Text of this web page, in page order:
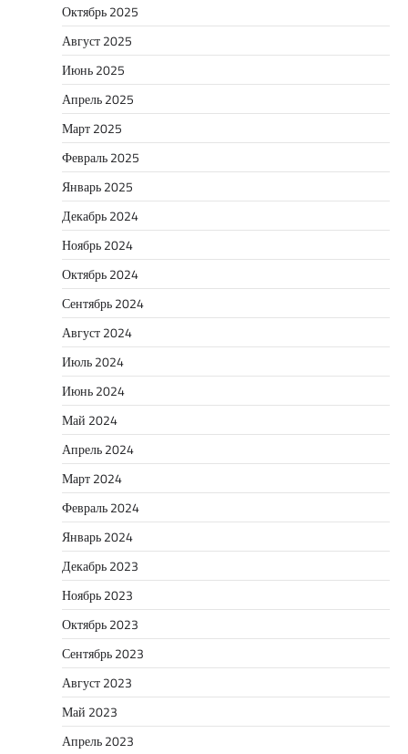
Октябрь 2025
Август 2025
Июнь 2025
Апрель 2025
Март 2025
Февраль 2025
Январь 2025
Декабрь 2024
Ноябрь 2024
Октябрь 2024
Сентябрь 2024
Август 2024
Июль 2024
Июнь 2024
Май 2024
Апрель 2024
Март 2024
Февраль 2024
Январь 2024
Декабрь 2023
Ноябрь 2023
Октябрь 2023
Сентябрь 2023
Август 2023
Май 2023
Апрель 2023